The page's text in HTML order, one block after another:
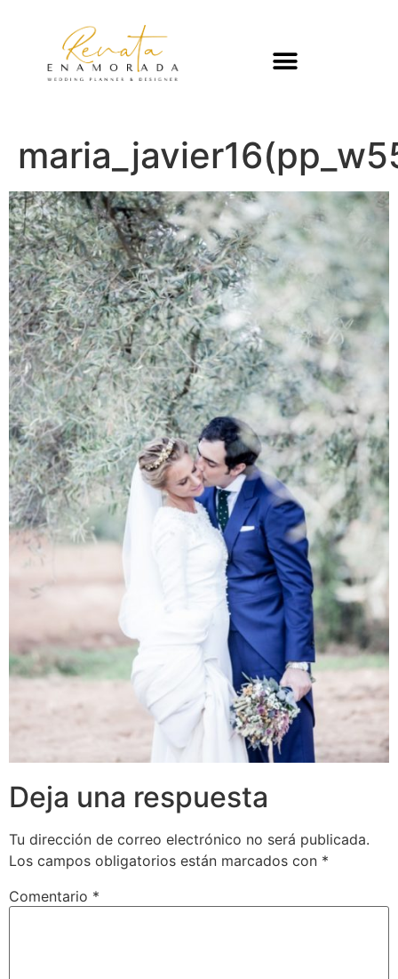
Deja una respuesta
Tu dirección de correo electrónico no será publicada.
Los campos obligatorios están marcados con *
Comentario *